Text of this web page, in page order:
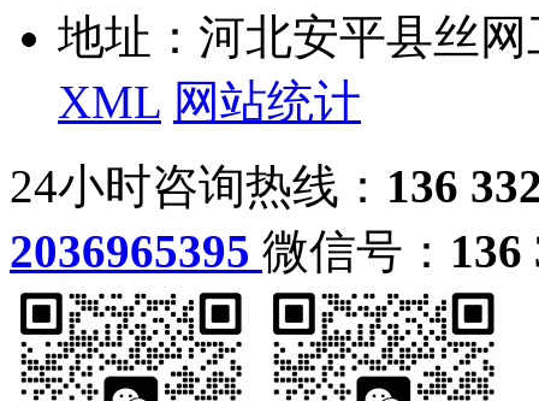
地址：河北安平县丝
XML 网站统计
24小时咨询热线： 136
2036965395 微信号： 136